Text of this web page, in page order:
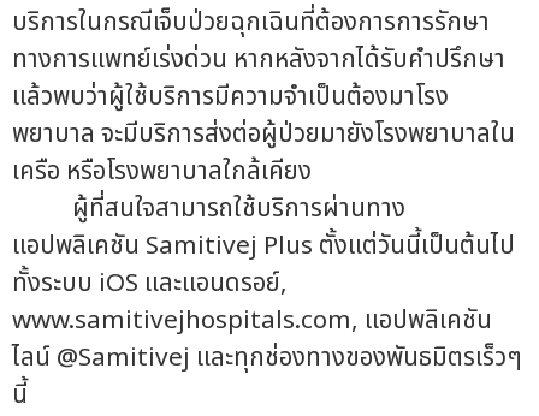
บริการในกรณีเจ็บป่วยฉุกเฉินที่ต้องการการรักษา
ทางการแพทย์เร่งด่วน หากหลังจากได้รับคำปรึกษา
แล้วพบว่าผู้ใช้บริการมีความจำเป็นต้องมาโรง
พยาบาล จะมีบริการส่งต่อผู้ป่วยมายังโรงพยาบาลใน
เครือ หรือโรงพยาบาลใกล้เคียง
ผู้ที่สนใจสามารถใช้บริการผ่านทาง
แอปพลิเคชัน Samitivej Plus ตั้งแต่วันนี้เป็นต้นไป
ทั้งระบบ iOS และแอนดรอย์,
www.samitivejhospitals.com, แอปพลิเคชัน
ไลน์ @Samitivej และทุกช่องทางของพันธมิตรเร็วๆ
นี้